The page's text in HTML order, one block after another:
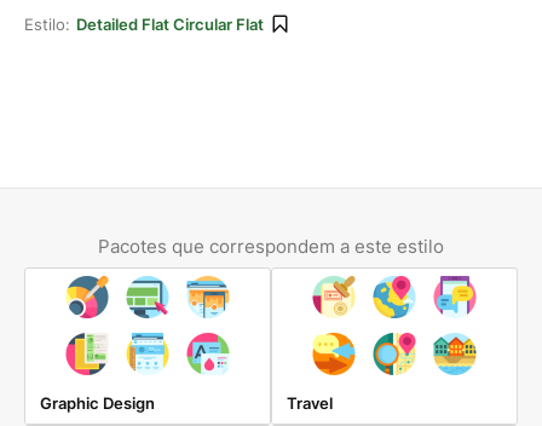
Estilo: Detailed Flat Circular Flat
Pacotes que correspondem a este estilo
Graphic Design Travel